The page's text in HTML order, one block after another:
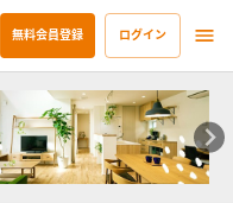
無料会員登録 ログイン